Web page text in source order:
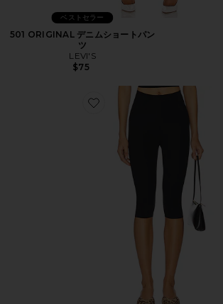
ベストセラー
501 ORIGINAL デニムショートパン
ツ
LEVI'S
$75
Favorite カプリレギンス